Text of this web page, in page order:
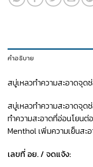
คำอธิบาย
สบู่เหลวทำความสะอาดจุด
สบู่เหลวทำความสะอาดจุ
ทำความสะอาดที่อ่อนโยนต่
Menthol เพิ่มความเย็นสะ
เลขที่ อย. / จดแจ้ง: